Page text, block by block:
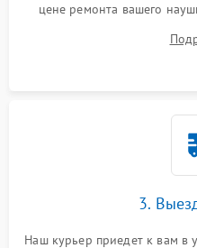
цене ремонта вашего
3.
Наш курьер приедет к вам в